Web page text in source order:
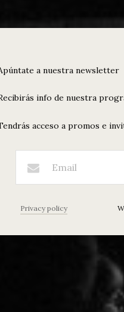
a nuestra newsletter
info de nuestra
acceso a promos e
Privacy policy